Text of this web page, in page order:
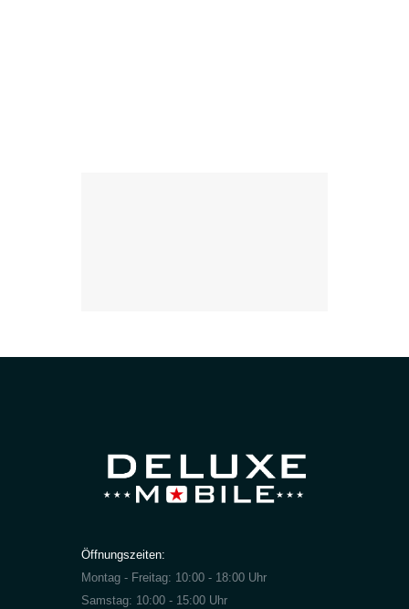
Öffnungszeiten:
Montag - Freitag: 10:00 - 18:00 Uhr
Samstag: 10:00 - 15:00 Uhr